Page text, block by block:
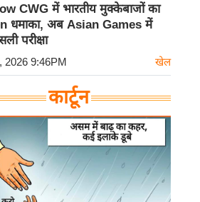
CWG में भारतीय मुक्केबाजों का
धमाका, अब Asian Games में
परीक्षा
2026 9:46PM खेल
कार्टून